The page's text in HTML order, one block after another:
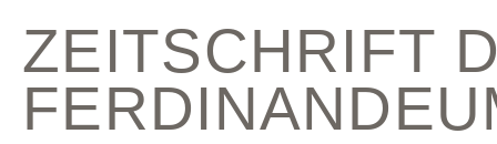
ZEITSCHRIFT